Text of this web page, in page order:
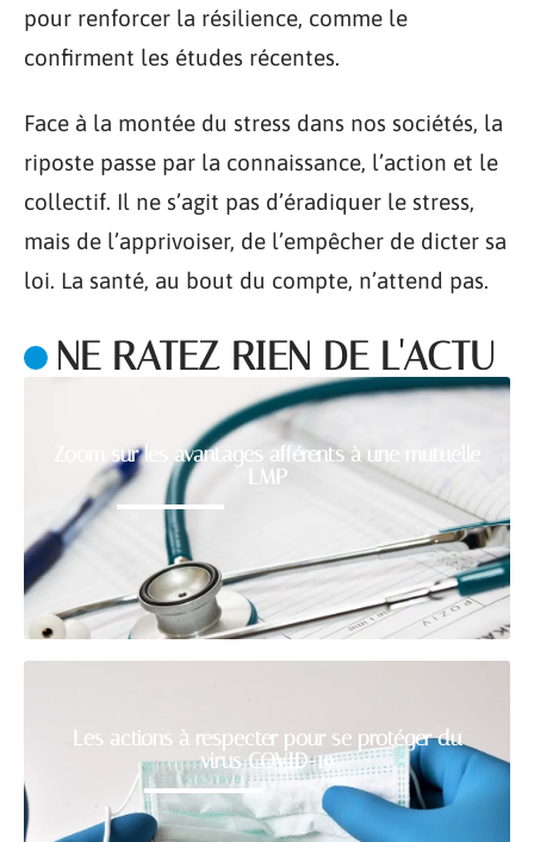
pour renforcer la résilience, comme le
confirment les études récentes.
Face à la montée du stress dans nos sociétés, la
riposte passe par la connaissance, l’action et le
collectif. Il ne s’agit pas d’éradiquer le stress,
mais de l’apprivoiser, de l’empêcher de dicter sa
loi. La santé, au bout du compte, n’attend pas.
NE RATEZ RIEN DE L'ACTU
Zoom sur les avantages afférents à une mutuelle
LMP
Les actions à respecter pour se protéger du
virus COVID-19